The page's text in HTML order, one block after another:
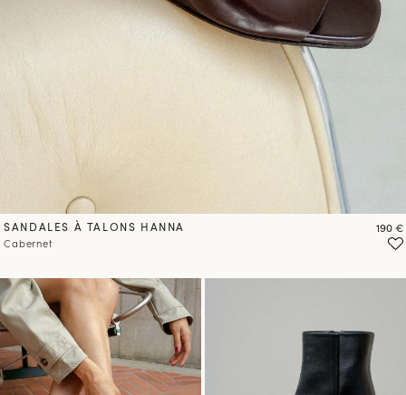
SANDALES À TALONS HANNA
Cabernet
Prix
190 €